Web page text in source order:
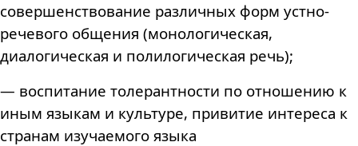
совершенствование различных форм устно-
речевого общения (монологическая,
диалогическая и полилогическая речь);
— воспитание толерантности по отношению к
иным языкам и культуре, привитие интереса к
странам изучаемого языка